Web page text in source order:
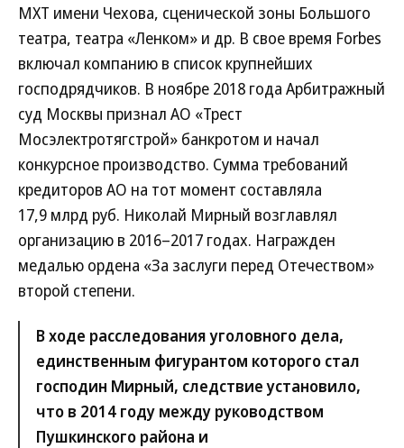
МХТ имени Чехова, сценической зоны Большого
театра, театра «Ленком» и др. В свое время Forbes
включал компанию в список крупнейших
господрядчиков. В ноябре 2018 года Арбитражный
суд Москвы признал АО «Трест
Мосэлектротягстрой» банкротом и начал
конкурсное производство. Сумма требований
кредиторов АО на тот момент составляла
17,9 млрд руб. Николай Мирный возглавлял
организацию в 2016–2017 годах. Награжден
медалью ордена «За заслуги перед Отечеством»
второй степени.
В ходе расследования уголовного дела,
единственным фигурантом которого стал
господин Мирный, следствие установило,
что в 2014 году между руководством
Пушкинского района и